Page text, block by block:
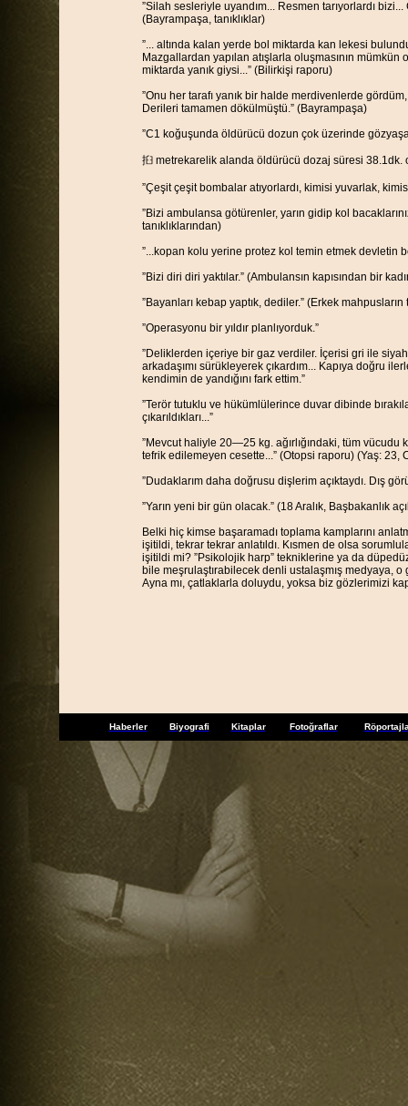
”Silah sesleriyle uyandım... Resmen tarıyorlardı
(Bayrampaşa, tanıklıklar)
”... altında kalan yerde bol miktarda kan lekesi
Mazgallardan yapılan atışlarla oluşmasının
miktarda yanık giysi...” (Bilirkişi raporu)
”Onu her tarafı yanık bir halde merdivenlerde
Derileri tamamen dökülmüştü.” (Bayrampaşa)
”C1 koğuşunda öldürücü dozun çok üzerinde
㧮 metrekarelik alanda öldürücü dozaj süresi 38.1dk.
”Çeşit çeşit bombalar atıyorlardı, kimisi yuvarlak,
”Bizi ambulansa götürenler, yarın gidip kol
tanıklıklarından)
”...kopan kolu yerine protez kol temin etmek devletin
”Bizi diri diri yaktılar.” (Ambulansın kapısından bir
”Bayanları kebap yaptık, dediler.” (Erkek mahpusların
”Operasyonu bir yıldır planlıyorduk.”
”Deliklerden içeriye bir gaz verdiler. İçerisi gri ile
arkadaşımı sürükleyerek çıkardım... Kapıya doğru
kendimin de yandığını fark ettim.”
”Terör tutuklu ve hükümlülerince duvar dibinde
çıkarıldıkları...”
”Mevcut haliyle 20—25 kg. ağırlığındaki, tüm
tefrik edilemeyen cesette...” (Otopsi raporu) (Yaş: 23,
”Dudaklarım daha doğrusu dişlerim açıktaydı. Dış
”Yarın yeni bir gün olacak.” (18 Aralık, Başbakanlık
Belki hiç kimse başaramadı toplama kamplarını
işitildi, tekrar tekrar anlatıldı. Kısmen de olsa
işitildi mi? ”Psikolojik harp” tekniklerine ya da
bile meşrulaştırabilecek denli ustalaşmış medyaya,
Ayna mı, çatlaklarla doluydu, yoksa biz gözlerimizi
Haberler Biyografi Kitaplar Fotoğraflar